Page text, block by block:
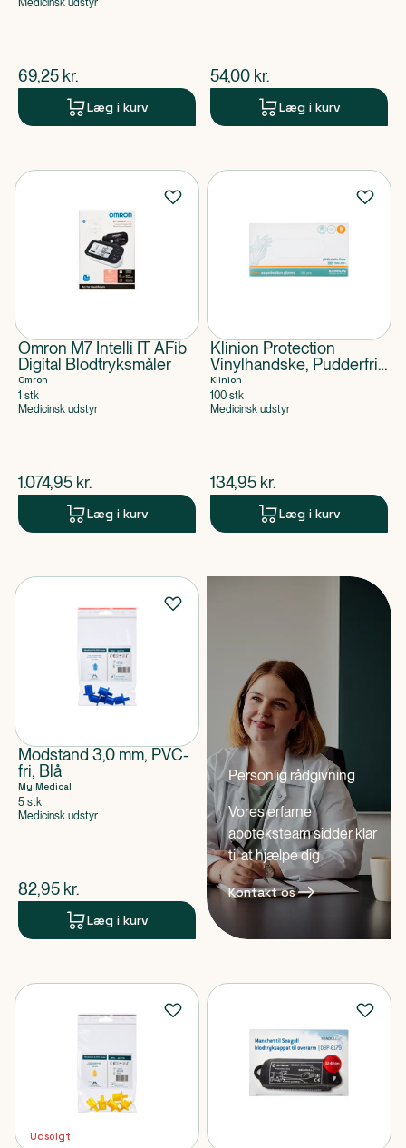
Medicinsk udstyr
$nuværende pris
69,25 kr.
Læg i kurv
$nuværende pris
54,00 kr.
Læg i kurv
Omron M7 Intelli IT AFib
Digital Blodtryksmåler
Omron
1 stk
Medicinsk udstyr
$nuværende pris
1.074,95 kr.
Læg i kurv
Klinion Protection
Vinylhandske, Pudderfri,
PHT Fri, Small
Klinion
100 stk
Medicinsk udstyr
$nuværende pris
134,95 kr.
Læg i kurv
Modstand 3,0 mm, PVC-
fri, Blå
My Medical
5 stk
Medicinsk udstyr
$nuværende pris
82,95 kr.
Læg i kurv
Personlig rådgivning
Vores erfarne
apoteksteam sidder klar
til at hjælpe dig
Kontakt os
Udsolgt